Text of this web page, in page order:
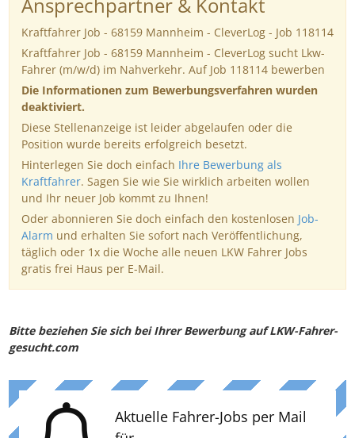
Kraftfahrer Job - 68159 Mannheim - CleverLog - Job 118114
Kraftfahrer Job - 68159 Mannheim - CleverLog sucht Lkw-
Fahrer (m/w/d) im Nahverkehr. Auf Job 118114 bewerben
Die Informationen zum Bewerbungsverfahren wurden
deaktiviert.
Diese Stellenanzeige ist leider abgelaufen oder die
Position wurde bereits erfolgreich besetzt.
Hinterlegen Sie doch einfach Ihre Bewerbung als
Kraftfahrer. Sagen Sie wie Sie wirklich arbeiten wollen
und Ihr neuer Job kommt zu Ihnen!
Oder abonnieren Sie doch einfach den kostenlosen Job-
Alarm und erhalten Sie sofort nach Veröffentlichung,
täglich oder 1x die Woche alle neuen LKW Fahrer Jobs
gratis frei Haus per E-Mail.
Bitte beziehen Sie sich bei Ihrer Bewerbung auf LKW-Fahrer-
gesucht.com
Aktuelle Fahrer-Jobs per Mail